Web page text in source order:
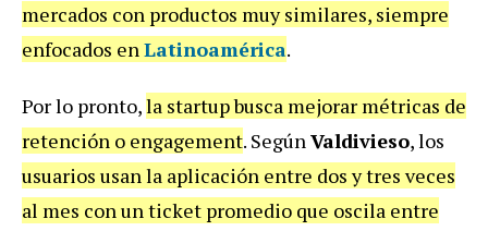
mercados con productos muy similares, siempre
enfocados enLatinoamérica.
Por lo pronto,la startup busca mejorar métricas de
retención o engagement. SegúnValdivieso, los
usuarios usan la aplicación entre dos y tres veces
al mes con un ticket promedio que oscila entre